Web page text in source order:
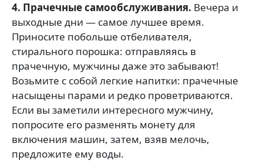
4. Прачечные самообслуживания. Вечера и
выходные дни — самое лучшее время.
Приносите побольше отбеливателя,
стирального порошка: отправляясь в
прачечную, мужчины даже это забывают!
Возьмите с собой легкие напитки: прачечные
насыщены парами и редко проветриваются.
Если вы заметили интересного мужчину,
попросите его разменять монету для
включения машин, затем, взяв мелочь,
предложите ему воды.